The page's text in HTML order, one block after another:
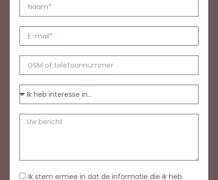
Ik stem ermee in dat de informatie die ik heb